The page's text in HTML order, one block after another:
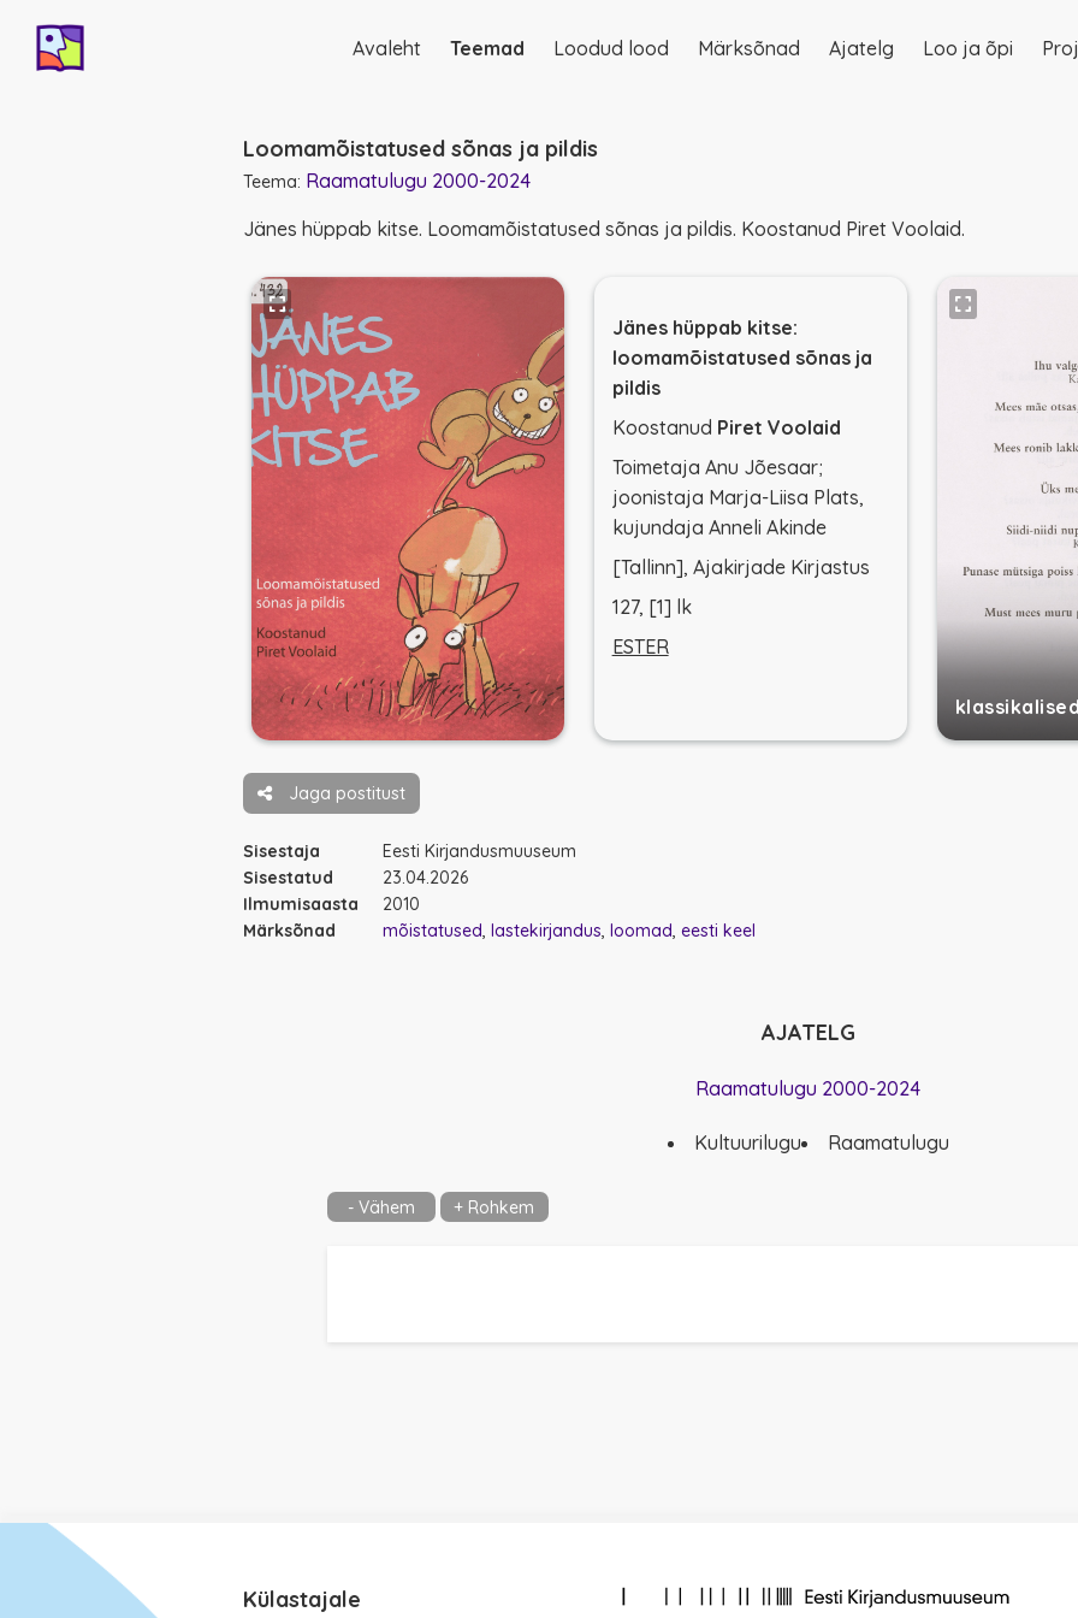
Põhinavigatsioon
Avaleht Teemad Loodud lood Märksõnad Ajatelg Loo ja õpi
Loomamõistatused sõnas ja pildis
Teema: Raamatulugu 2000-2024
Jänes hüppab kitse. Loomamõistatused sõnas ja pildis. Koostanud Piret Voolaid.
Jänes hüppab kitse:
loomamõistatused sõnas ja
pildis
Koostanud Piret Voolaid
Toimetaja Anu Jõesaar;
joonistaja Marja-Liisa Plats,
kujundaja Anneli Akinde
[Tallinn], Ajakirjade Kirjastus
127, [1] lk
ESTER
Jaga postitust
Sisestaja
Eesti Kirjandusmuuseum
Sisestatud
23.04.2026
Ilmumisaasta
2010
Märksõnad
mõistatused lastekirjandus loomad eesti keel
AJATELG
Raamatulugu 2000-2024
Kultuurilugu Raamatulugu
- Vähem + Rohkem
Külastajale